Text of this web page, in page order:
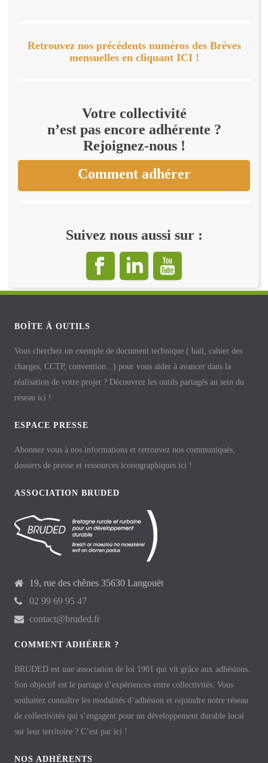
Retrouvez nos précédents numéros des Brèves
mensuelles en cliquant ICI !
Votre collectivité
n’est pas encore adhérente ?
Rejoignez-nous !
Comment adhérer
Suivez nous aussi sur :
BOÎTE À OUTILS
Vous cherchez un exemple de document technique ( bail, cahier des
charges, CCTP, convention...) pour vous aider à avancer dans la
réalisation de votre projet ? Découvrez les outils partagés au sein du
réseau ici !
ESPACE PRESSE
Abonnez vous à nos informations et retrouvez nos communiqués,
dossiers de presse et ressources iconographiques ici !
ASSOCIATION BRUDED
19, rue des chênes 35630 Langouët
02 99 69 95 47
contact@bruded.fr
COMMENT ADHÉRER ?
BRUDED est une association de loi 1901 qui vit grâce aux adhésions.
Son objectif est le partage d’expériences entre collectivités. Vous
souhaitez connaître les modalités d’adhésion et rejoindre notre réseau
de collectivités qui s’engagent pour un développement durable local
sur leur territoire ? C’est par ici !
NOS ADHÉRENTS